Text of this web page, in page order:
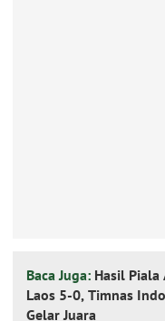
Baca Juga: Hasil Piala
Laos 5-0, Timnas
Gelar Juara